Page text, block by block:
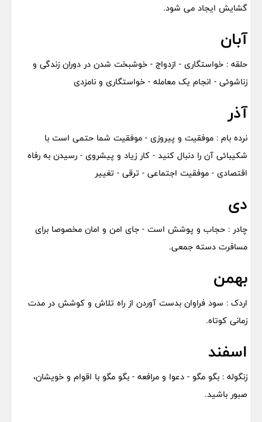
گشایش ایجاد می شود.
آبان
حلقه : خواستگاری - ازدواج - خوشبخت شدن در دوران زندگی و
زناشوئی - انجام یک معامله - خواستگاری و نامزدی
آذر
نرده بام : موفقیت و پیروزی - موفقیت شما حتمی است با
شکیبائی آن را دنبال کنید - کار زیاد و پیشروی - رسیدن به رفاه
اقتصادی - موفقیت اجتماعی - ترقی - تغییر
دی
چادر : حجاب و پوشش است - جای امن و امان مخصوصا برای
مسافرت دسته جمعی.
بهمن
اردک : سود فراوان بدست آوردن از راه تلاش و کوشش در مدت
زمانی کوتاه.
اسفند
زنگوله : بگو مگو - دعوا و مرافعه - بگو مگو با اقوام و خویشان،
صبور باشید.